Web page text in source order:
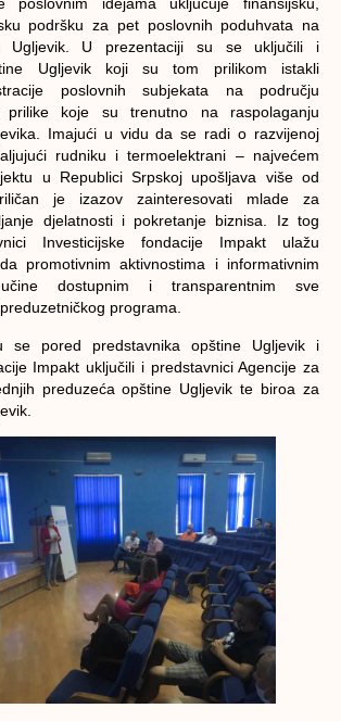
poslovnim idejama uključuje finansijsku,
podršku za pet poslovnih poduhvata na
Ugljevik. U prezentaciji su se uključili i
Ugljevik koji su tom prilikom istakli
poslovnih subjekata na području
koje su trenutno na raspolaganju
Imajući u vidu da se radi o razvijenoj
rudniku i termoelektrani – najvećem
u Republici Srpskoj upošljava više od
je izazov zainteresovati mlade za
djelatnosti i pokretanje biznisa. Iz tog
Investicijske fondacije Impakt ulažu
promotivnim aktivnostima i informativnim
učine dostupnim i transparentnim sve
programa.
se pored predstavnika opštine Ugljevik i
Impakt uključili i predstavnici Agencije za
preduzeća opštine Ugljevik te biroa za